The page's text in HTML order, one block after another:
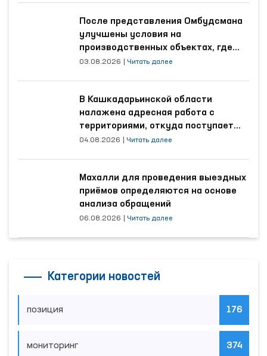
После представления Омбудсмана
улучшены условия на
производственных объектах, где
трудятся осуждённые
03.08.2026 Читать далее
В Кашкадарьинской области
налажена адресная работа с
территориями, откуда поступает
наибольшее количество обращений
04.08.2026 Читать далее
Махалли для проведения выездных
приёмов определяются на основе
анализа обращений
06.08.2026 Читать далее
Категории новостей
позиция 176
мониторинг 374